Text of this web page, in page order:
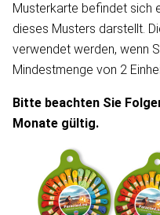
Musterkarte befindet sich
dieses Musters darstellt.
verwendet werden, wenn
Mindestmenge von 2
Bitte beachten Sie
Monate gültig.